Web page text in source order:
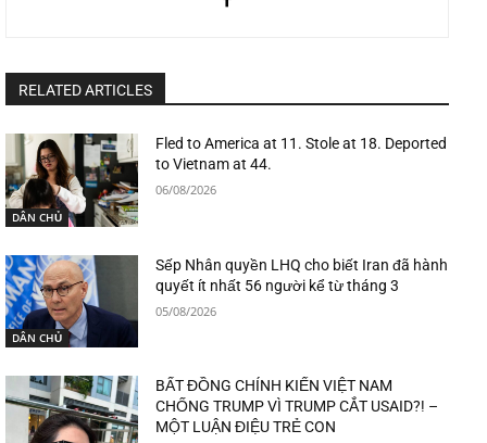
RELATED ARTICLES
DÂN CHỦ
Fled to America at 11. Stole at 18. Deported
to Vietnam at 44.
06/08/2026
DÂN CHỦ
Sếp Nhân quyền LHQ cho biết Iran đã hành
quyết ít nhất 56 người kể từ tháng 3
05/08/2026
BẤT ĐỒNG CHÍNH KIẾN VIỆT NAM
CHỐNG TRUMP VÌ TRUMP CẮT USAID?! –
MỘT LUẬN ĐIỆU TRẺ CON